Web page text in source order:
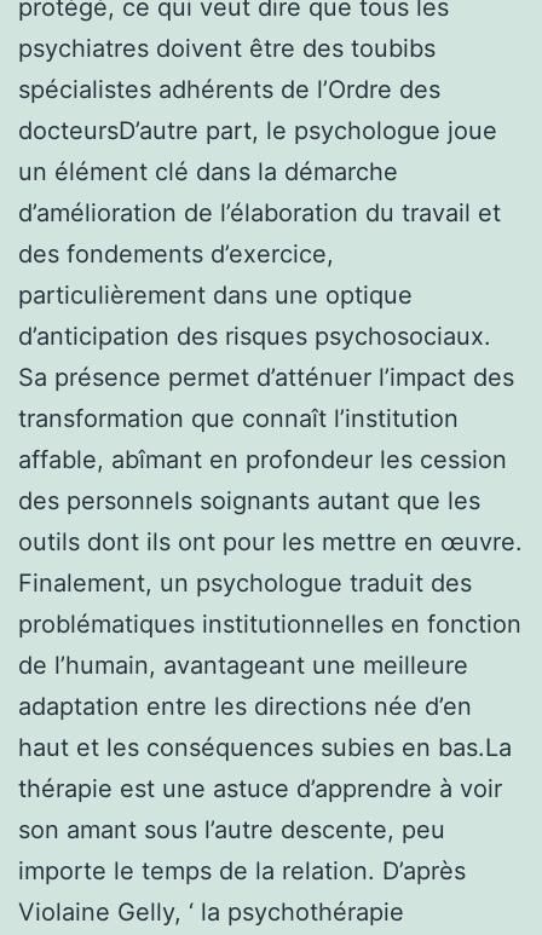
protégé, ce qui veut dire que tous les
psychiatres doivent être des toubibs
spécialistes adhérents de l’Ordre des
docteursD’autre part, le psychologue joue
un élément clé dans la démarche
d’amélioration de l’élaboration du travail et
des fondements d’exercice,
particulièrement dans une optique
d’anticipation des risques psychosociaux.
Sa présence permet d’atténuer l’impact des
transformation que connaît l’institution
affable, abîmant en profondeur les cession
des personnels soignants autant que les
outils dont ils ont pour les mettre en œuvre.
Finalement, un psychologue traduit des
problématiques institutionnelles en fonction
de l’humain, avantageant une meilleure
adaptation entre les directions née d’en
haut et les conséquences subies en bas.La
thérapie est une astuce d’apprendre à voir
son amant sous l’autre descente, peu
importe le temps de la relation. D’après
Violaine Gelly, ‘ la psychothérapie